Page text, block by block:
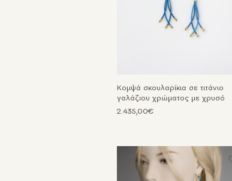
Κομψά σκουλαρίκια σε τιτάνιο
γαλάζιου χρώματος με χρυσό
2.435,00€